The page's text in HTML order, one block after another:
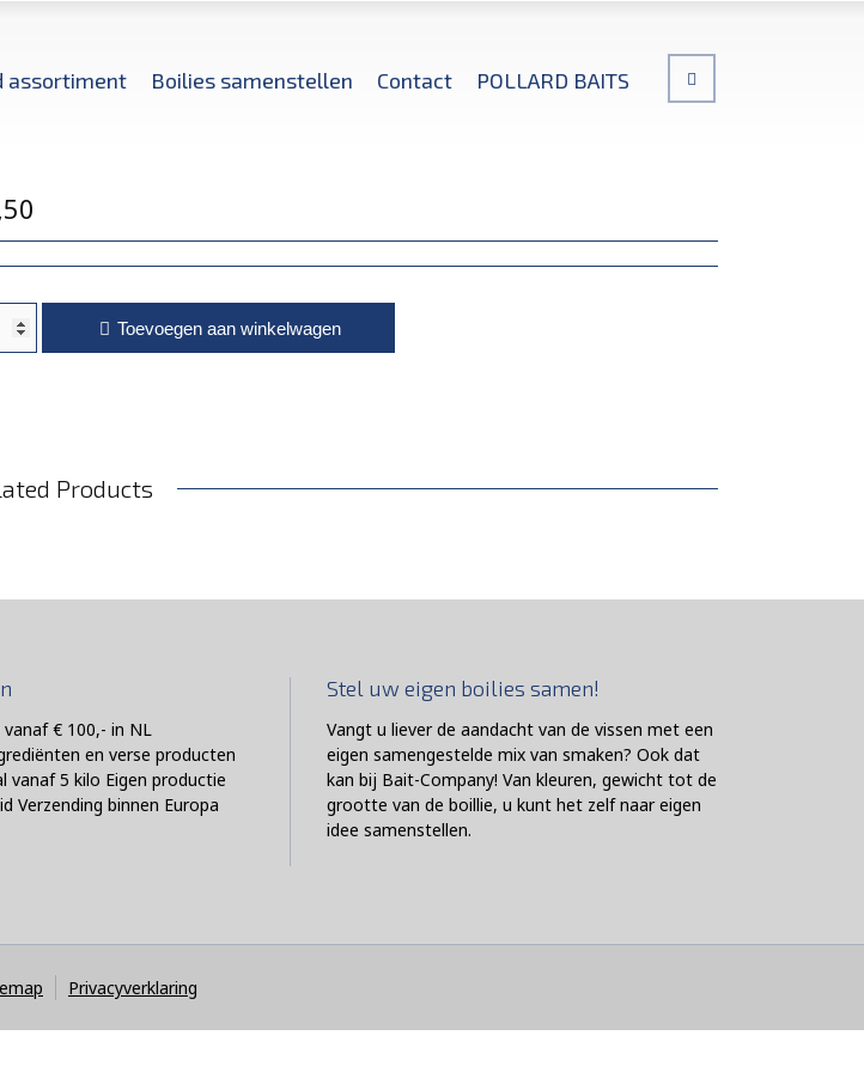
assortiment Boilies samenstellen Contact POLLARD BAITS
aantalToevoegen aan winkelwagen
Products
€ 100,- in NL
en verse producten
vanaf 5 kilo Eigen productie
Verzending binnen Europa
Stel uw eigen boilies samen!
Vangt u liever de aandacht van de vissen met een
eigen samengestelde mix van smaken? Ook dat
kan bij Bait-Company! Van kleuren, gewicht tot de
grootte van de boillie, u kunt het zelf naar eigen
idee samenstellen.
Privacyverklaring